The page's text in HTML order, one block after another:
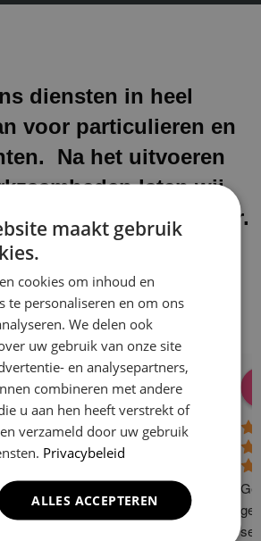
diensten in heel
voor particulieren en
Na het uitvoeren
laten wij
en netjes achter.
gle
Donald Vossen
08:28 17 Dec 24
Lisa Vlok
06:41 08 Oct 24 10:58 31
ge
maakt gebruik
cookies om inhoud en
te personaliseren en om ons
We delen ook
uw gebruik van onze site
en analysepartners,
combineren met andere
u aan hen heeft verstrekt of
verzameld door uw gebruik
Privacybeleid
ALLES ACCEPTEREN